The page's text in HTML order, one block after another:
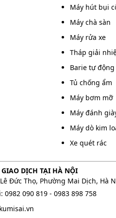
Máy hút bụi
Máy chà sàn
Máy rửa xe
Tháp giải
Barie tự động
Tủ chống ẩm
Máy bơm mỡ
Máy đánh
Máy dò kim
Xe quét rác
DỊCH TẠI HÀ NỘI
Đức Thọ, Phường Mai Dịch, Hà
0982 090 819- 0983 898 758